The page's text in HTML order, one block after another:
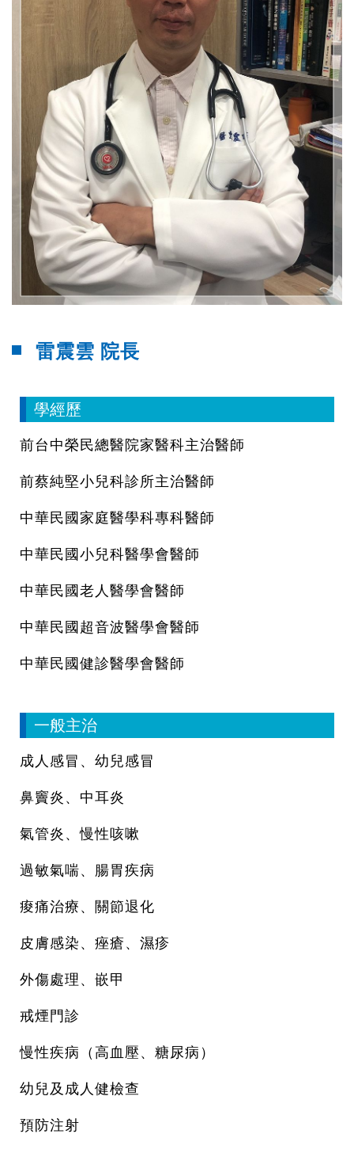
雷震雲 院長
學經歷
前台中榮民總醫院家醫科主治醫師
前蔡純堅小兒科診所主治醫師
中華民國家庭醫學科專科醫師
中華民國小兒科醫學會醫師
中華民國老人醫學會醫師
中華民國超音波醫學會醫師
中華民國健診醫學會醫師
一般主治
成人感冒、幼兒感冒
鼻竇炎、中耳炎
氣管炎、慢性咳嗽
過敏氣喘、腸胃疾病
痠痛治療、關節退化
皮膚感染、痤瘡、濕疹
外傷處理、嵌甲
戒煙門診
慢性疾病（高血壓、糖尿病）
幼兒及成人健檢查
預防注射